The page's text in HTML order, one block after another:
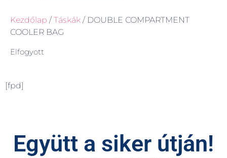
Kezdőlap /Táskák / DOUBLE COMPARTMENT
COOLER BAG
Elfogyott
[fpd]
Együtt a siker útján!